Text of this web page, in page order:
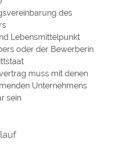
des
Lebensmittelpunkt
oder der Bewerberin
muss mit denen
Unternehmens
sein